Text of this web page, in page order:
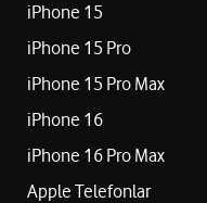
iPhone 15
iPhone 15 Pro
iPhone 15 Pro Max
iPhone 16
iPhone 16 Pro Max
Apple Telefonlar